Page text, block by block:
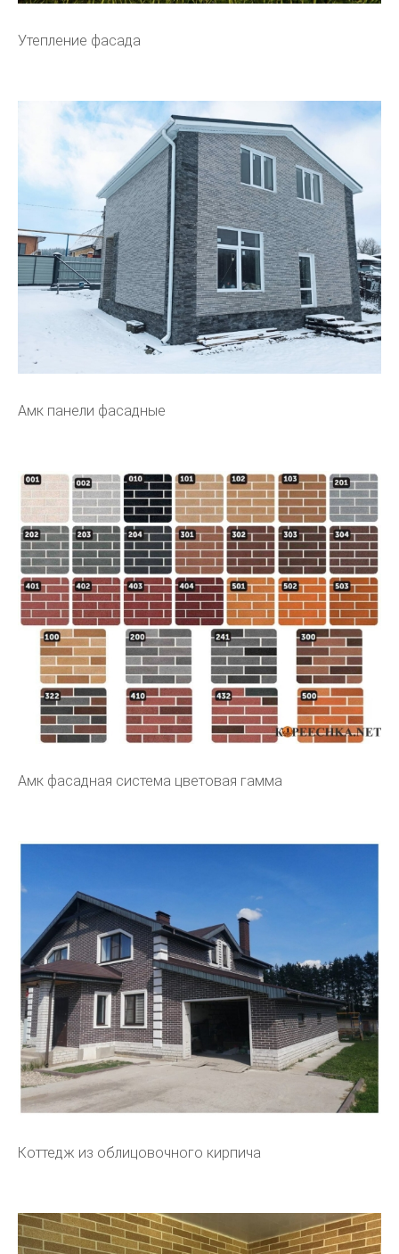
Утепление фасада
Амк панели фасадные
Амк фасадная система цветовая гамма
Коттедж из облицовочного кирпича